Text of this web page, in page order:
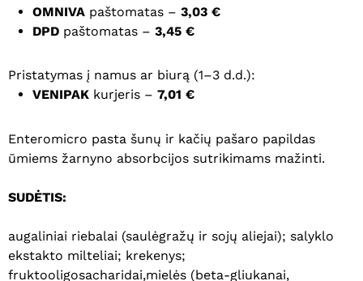
OMNIVA paštomatas – 3,03 €
DPD paštomatas – 3,45 €
Pristatymas į namus ar biurą (1–3 d.d.):
VENIPAK kurjeris – 7,01 €
Enteromicro pasta šunų ir kačių pašaro papildas
ūmiems žarnyno absorbcijos sutrikimams mažinti.
SUDĖTIS:
augaliniai riebalai (saulėgražų ir sojų aliejai); salyklo
ekstakto milteliai; krekenys;
fruktooligosacharidai,mielės (beta-gliukanai,